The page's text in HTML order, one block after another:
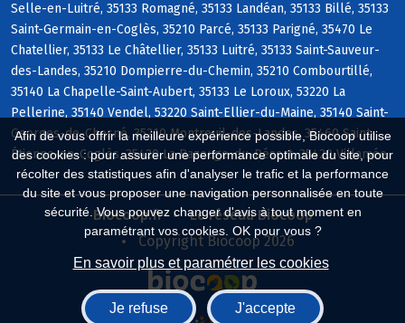
Afin de vous offrir la meilleure expérience possible, Biocoop utilise
des cookies : pour assurer une performance optimale du site, pour
récolter des statistiques afin d'analyser le trafic et la performance
du site et vous proposer une navigation personnalisée en toute
sécurité. Vous pouvez changer d'avis à tout moment en
paramétrant vos cookies. OK pour vous ?
En savoir plus et paramétrer les cookies
Je refuse J'accepte
Selle-en-Luitré, 35133 Romagné, 35133 Landéan, 35133 Billé, 35133
Saint-Germain-en-Coglès, 35210 Parcé, 35133 Parigné, 35470 Le
Chatellier, 35133 Le Châtellier, 35133 Luitré, 35133 Saint-Sauveur-
des-Landes, 35210 Dompierre-du-Chemin, 35210 Combourtillé,
35140 La Chapelle-Saint-Aubert, 35133 Le Loroux, 53220 La
Pellerine, 35140 Vendel, 53220 Saint-Ellier-du-Maine, 35140 Saint-
Georges-de-Chesné, 35210 Montreuil-des-Landes, 35460 Saint-
Étienne-en-Coglès, 35420 La Bazouge-du-Désert, 35420 Villamée
Biocoop.fr
Le réseau Biocoop
Copyright Biocoop 2026